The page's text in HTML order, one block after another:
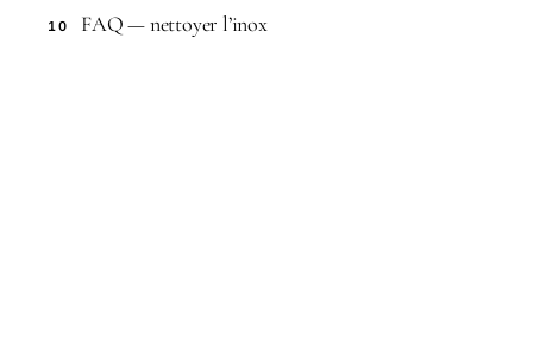
10 FAQ — nettoyer l’inox